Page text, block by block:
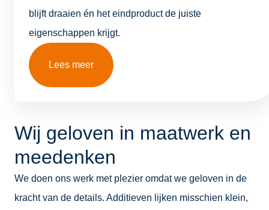
blijft draaien én het eindproduct de juiste
eigenschappen krijgt.
Lees meer
Wij geloven in maatwerk en
meedenken
We doen ons werk met plezier omdat we geloven in de
kracht van de details. Additieven lijken misschien klein,